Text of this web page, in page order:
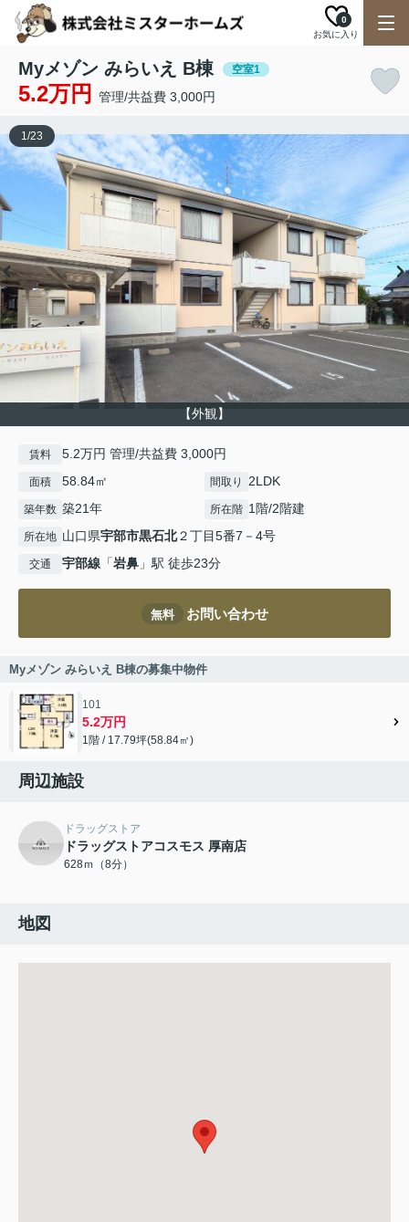
お気に入り
0
Myメゾン みらいえ B棟 空室1
5.2万円 管理/共益費 3,000円
【外観】
1/23
賃料 5.2万円 管理/共益費 3,000円
面積 58.84㎡ 間取り 2LDK
築年数 築21年 所在階 1階/2階建
所在地 山口県宇部市黒石北２丁目5番7－4号
交通 宇部線 「岩鼻 」駅 徒歩23分
無料 お問い合わせ
Myメゾン みらいえ B棟の募集中物件
101
5.2万円
1階 / 17.79坪(58.84㎡)
周辺施設
ドラッグストア
ドラッグストアコスモス 厚南店
628ｍ（8分）
地図